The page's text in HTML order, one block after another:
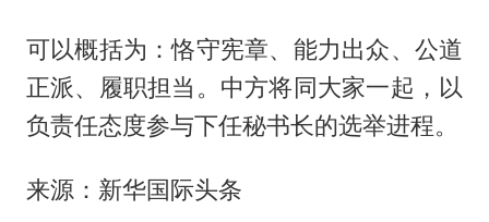
可以概括为：恪守宪章、能力出众、公道
正派、履职担当。中方将同大家一起，以
负责任态度参与下任秘书长的选举进程。
来源：新华国际头条